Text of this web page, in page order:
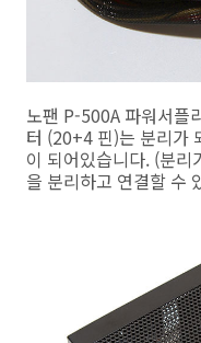
노팬 P-500A 파워서플
터 (20+4 핀)는 분리가
이 되어있습니다. (분리
을 분리하고 연결할 수